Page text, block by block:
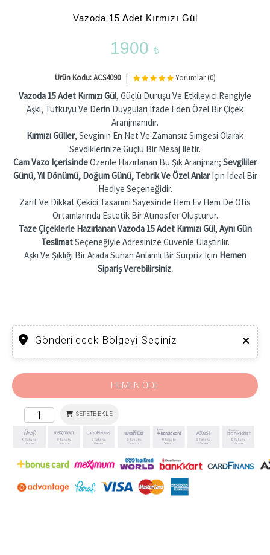
Vazoda 15 Adet Kırmızı Gül
1900 ₺
Ürün Kodu: ACS4090| Yorumlar (0)
Vazoda 15 Adet Kırmızı Gül, Güçlü Duruşu Ve Etkileyici Rengiyle
Aşkı, Tutkuyu Ve Derin Duyguları Ifade Eden Özel Bir Çiçek
Aranjmanıdır.
Kırmızı Güller, Sevginin En Net Ve Zamansız Simgesi Olarak
Sevdiklerinize Güçlü Bir Mesaj Iletir.
Cam Vazo IçerisindeÖzenle Hazırlanan Bu Şık Aranjman; Sevgililer
Günü, Yıl Dönümü, Doğum Günü, Tebrik Ve Özel AnlarIçin Ideal Bir
Hediye Seçeneğidir.
Zarif Ve Dikkat Çekici Tasarımı Sayesinde Hem Ev Hem De Ofis
Ortamlarında Estetik Bir Atmosfer Oluşturur.
Taze Çiçeklerle Hazırlanan Vazoda 15 Adet Kırmızı Gül, Aynı Gün
TeslimatSeçeneğiyle Adresinize Güvenle Ulaştırılır.
Aşkı Ve Şıklığı Bir Arada Sunan Anlamlı Bir Sürpriz Için Hemen
Sipariş Verebilirsiniz.
Gönderilecek Bölgeyi Seçiniz
HEMEN ÖDE
SEPETE EKLE